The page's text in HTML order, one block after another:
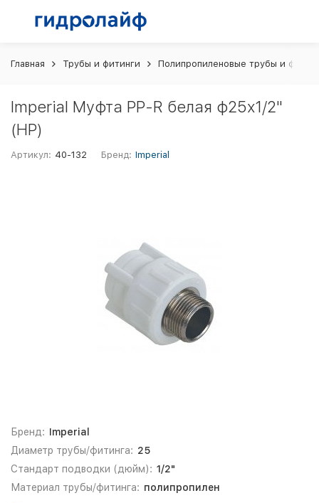
Главная Трубы и фитинги Полипропиленовые трубы и
Imperial Муфта PP-R белая ф25х1/2"
(НР)
Артикул: 40-132 Бренд: Imperial
Бренд: Imperial
Диаметр трубы/фитинга: 25
Стандарт подводки (дюйм): 1/2"
Материал трубы/фитинга: полипропилен